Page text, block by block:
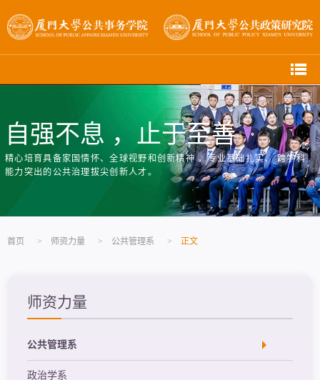
自强不息 ，止于至善
精心培育具备家国情怀、全球视野和创新精神 ，专业基础扎实、 跨学科
能力突出的公共治理拔尖创新人才。
首页 > 师资力量 > 公共管理系 > 正文
师资力量
公共管理系
政治学系